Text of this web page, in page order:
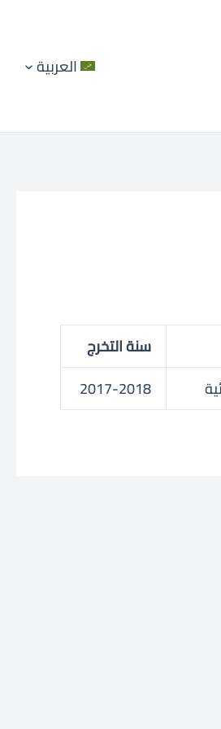
العربية
سنة التخرج
2017-2018